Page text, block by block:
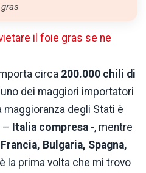
gras
il foie gras se ne
circa 200.000 chili di
uno dei maggiori importatori
maggioranza degli Stati è
– Italia compresa -, mentre
Francia, Bulgaria, Spagna,
la prima volta che mi trovo